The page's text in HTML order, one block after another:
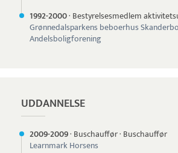
1992-2000· Bestyrelsesmedlem
Grønnedalsparkens beboerhus
Andelsboligforening
UDDANNELSE
2009-2009· Buschauffør· Buschauffør
Learnmark Horsens